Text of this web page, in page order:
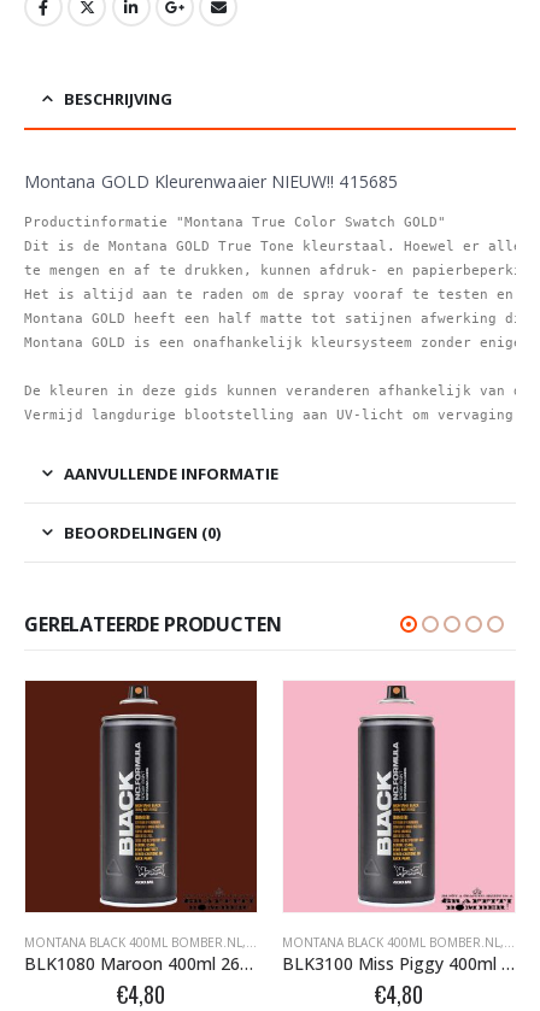
BESCHRIJVING
Montana GOLD Kleurenwaaier NIEUW!! 415685
Productinformatie "Montana True Color Swatch GOLD"
Dit is de Montana GOLD True Tone kleurstaal. Hoewel er
te mengen en af ​​te drukken, kunnen afdruk- en
Het is altijd aan te raden om de spray vooraf te testen en
Montana GOLD heeft een half matte tot satijnen afwerking
Montana GOLD is een onafhankelijk kleursysteem zonder enige
De kleuren in deze gids kunnen veranderen afhankelijk van
AANVULLENDE INFORMATIE
BEOORDELINGEN (0)
GERELATEERDE PRODUCTEN
SPUITBUSSEN
BLACK BOMBER.NL ,MONTANA GRAFFITI SPUITBUSSEN
MONTANA BLACK 400ML BOMBER.NL , MONTANA BLACK BOMBER.NL ,MONTANA
BLK1080 Maroon 400ml 263514
€4,80
MONTANA BLACK 400ML BOMBER.NL ,
BLK3100 Miss Piggy 400ml 263781
€4,80